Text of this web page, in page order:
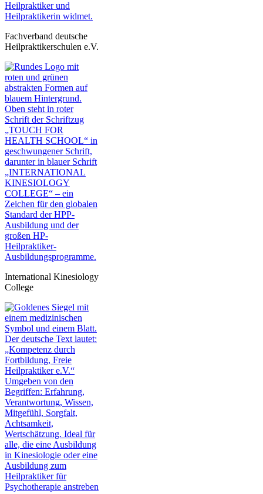
Fachverband deutsche
Heilpraktikerschulen e.V.
International Kinesiology
College